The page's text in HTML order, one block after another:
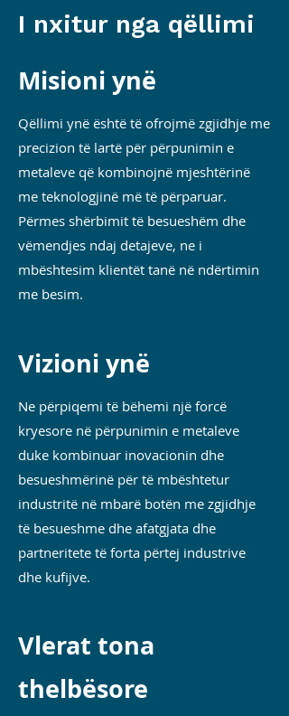
I nxitur nga qëllimi
Misioni ynë
Qëllimi ynë është të ofrojmë zgjidhje me
precizion të lartë për përpunimin e
metaleve që kombinojnë mjeshtërinë
me teknologjinë më të përparuar.
Përmes shërbimit të besueshëm dhe
vëmendjes ndaj detajeve, ne i
mbështesim klientët tanë në ndërtimin
me besim.
Vizioni ynë
Ne përpiqemi të bëhemi një forcë
kryesore në përpunimin e metaleve
duke kombinuar inovacionin dhe
besueshmërinë për të mbështetur
industritë në mbarë botën me zgjidhje
të besueshme dhe afatgjata dhe
partneritete të forta përtej industrive
dhe kufijve.
Vlerat tona
thelbësore